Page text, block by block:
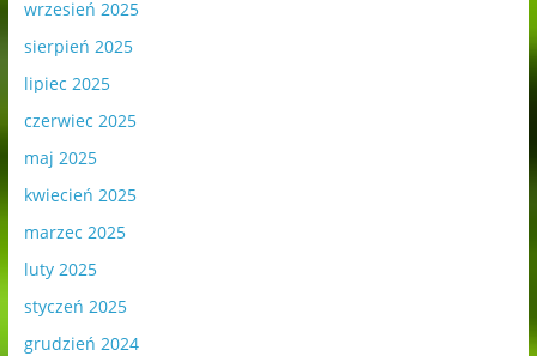
wrzesień 2025
sierpień 2025
lipiec 2025
czerwiec 2025
maj 2025
kwiecień 2025
marzec 2025
luty 2025
styczeń 2025
grudzień 2024